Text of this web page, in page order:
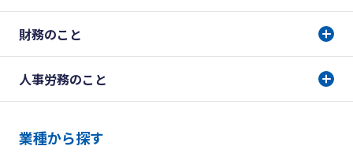
財務のこと
人事労務のこと
業種から探す